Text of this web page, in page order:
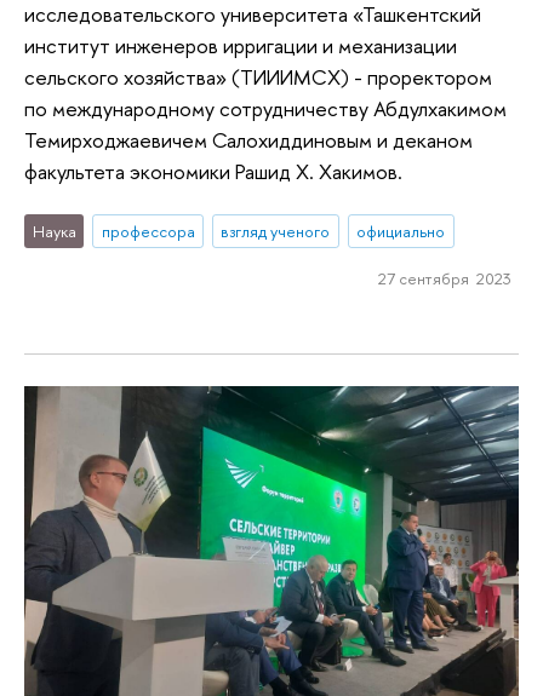
исследовательского университета «Ташкентский
институт инженеров ирригации и механизации
сельского хозяйства» (ТИИИМСХ) - проректором
по международному сотрудничеству Абдулхакимом
Темирходжаевичем Салохиддиновым и деканом
факультета экономики Рашид Х. Хакимов.
Наука профессора взгляд ученого официально
27 сентября 2023